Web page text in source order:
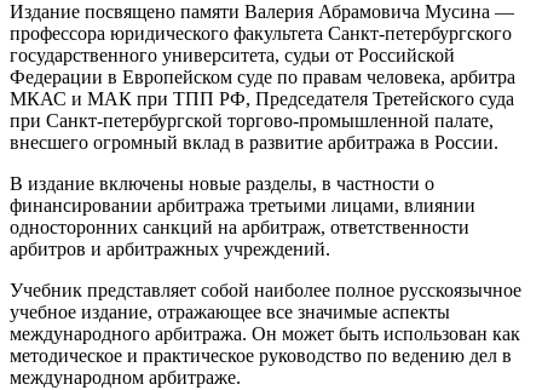
Издание посвящено памяти Валерия Абрамовича Мусина —
профессора юридического факультета Санкт-петербургского
государственного университета, судьи от Российской
Федерации в Европейском суде по правам человека, арбитра
МКАС и МАК при ТПП РФ, Председателя Третейского суда
при Санкт-петербургской торгово-промышленной палате,
внесшего огромный вклад в развитие арбитража в России.
В издание включены новые разделы, в частности о
финансировании арбитража третьими лицами, влиянии
односторонних санкций на арбитраж, ответственности
арбитров и арбитражных учреждений.
Учебник представляет собой наиболее полное русскоязычное
учебное издание, отражающее все значимые аспекты
международного арбитража. Он может быть использован как
методическое и практическое руководство по ведению дел в
международном арбитраже.